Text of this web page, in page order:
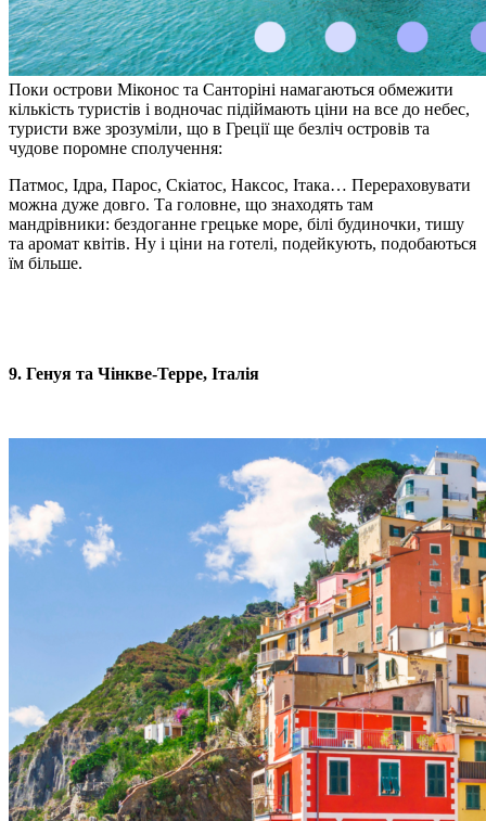
Поки острови Міконос та Санторіні намагаються обмежити
кількість туристів і водночас підіймають ціни на все до небес,
туристи вже зрозуміли, що в Греції ще безліч островів та
чудове поромне сполучення:
Патмос, Ідра, Парос, Скіатос, Наксос, Ітака… Перераховувати
можна дуже довго. Та головне, що знаходять там
мандрівники: бездоганне грецьке море, білі будиночки, тишу
та аромат квітів. Ну і ціни на готелі, подейкують, подобаються
їм більше.
9. Генуя та Чінкве-Терре, Італія